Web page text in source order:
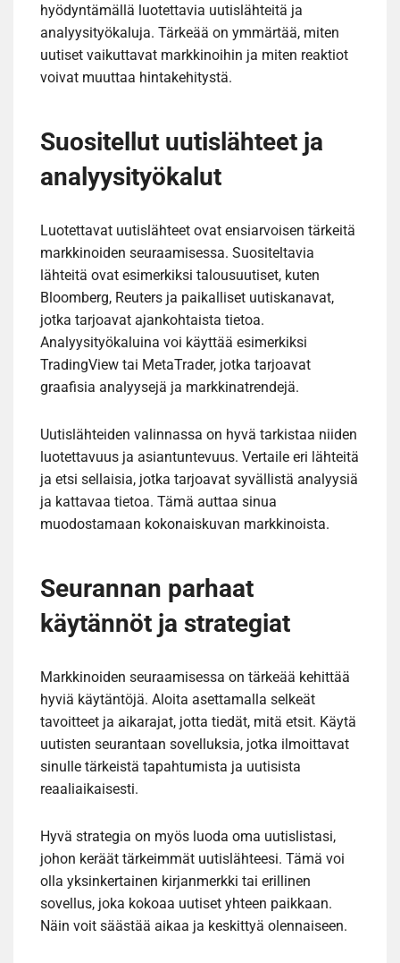
hyödyntämällä luotettavia uutislähteitä ja
analyysityökaluja. Tärkeää on ymmärtää, miten
uutiset vaikuttavat markkinoihin ja miten reaktiot
voivat muuttaa hintakehitystä.
Suositellut uutislähteet ja
analyysityökalut
Luotettavat uutislähteet ovat ensiarvoisen tärkeitä
markkinoiden seuraamisessa. Suositeltavia
lähteitä ovat esimerkiksi talousuutiset, kuten
Bloomberg, Reuters ja paikalliset uutiskanavat,
jotka tarjoavat ajankohtaista tietoa.
Analyysityökaluina voi käyttää esimerkiksi
TradingView tai MetaTrader, jotka tarjoavat
graafisia analyysejä ja markkinatrendejä.
Uutislähteiden valinnassa on hyvä tarkistaa niiden
luotettavuus ja asiantuntevuus. Vertaile eri lähteitä
ja etsi sellaisia, jotka tarjoavat syvällistä analyysiä
ja kattavaa tietoa. Tämä auttaa sinua
muodostamaan kokonaiskuvan markkinoista.
Seurannan parhaat
käytännöt ja strategiat
Markkinoiden seuraamisessa on tärkeää kehittää
hyviä käytäntöjä. Aloita asettamalla selkeät
tavoitteet ja aikarajat, jotta tiedät, mitä etsit. Käytä
uutisten seurantaan sovelluksia, jotka ilmoittavat
sinulle tärkeistä tapahtumista ja uutisista
reaaliaikaisesti.
Hyvä strategia on myös luoda oma uutislistasi,
johon keräät tärkeimmät uutislähteesi. Tämä voi
olla yksinkertainen kirjanmerkki tai erillinen
sovellus, joka kokoaa uutiset yhteen paikkaan.
Näin voit säästää aikaa ja keskittyä olennaiseen.